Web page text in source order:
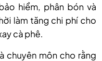
hiểm, phân bón và
làm tăng chi phí cho
cà phê.
chuyên môn cho rằng